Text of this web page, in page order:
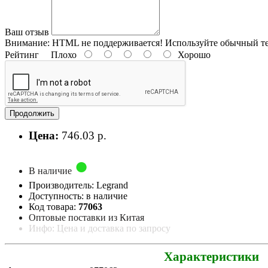
Ваш отзыв
Внимание: HTML не поддерживается! Используйте обычный
Рейтинг Плохо Хорошо
Продолжить
Цена: 746.03 р.
В наличие
Производитель: Legrand
Доступность: в наличие
Код товара: 77063
Оптовые поставки из Китая
Инфо: Цена и доставка по запросу
Характеристики